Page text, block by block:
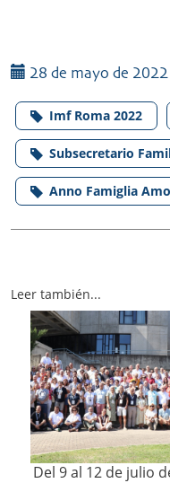
28 de mayo de 2022
Imf Roma 2022
Subsecretario
Anno Famiglia
Leer también...
Del 9 al 12 de julio